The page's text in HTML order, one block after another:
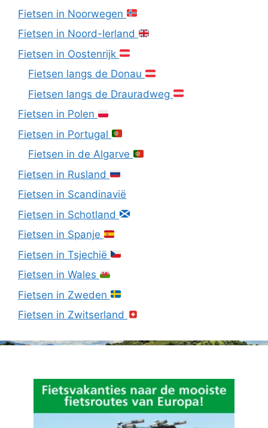
Fietsen in Noorwegen
Fietsen in Noord-Ierland
Fietsen in Oostenrijk
Fietsen langs de Donau
Fietsen langs de Drauradweg
Fietsen in Polen
Fietsen in Portugal
Fietsen in de Algarve
Fietsen in Rusland
Fietsen in Scandinavië
Fietsen in Schotland
Fietsen in Spanje
Fietsen in Tsjechië
Fietsen in Wales
Fietsen in Zweden
Fietsen in Zwitserland